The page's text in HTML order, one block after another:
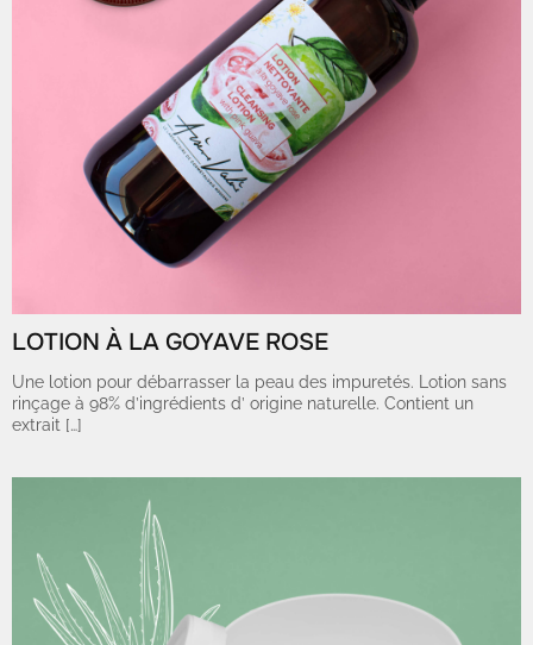
LOTION À LA GOYAVE ROSE
Une lotion pour débarrasser la peau des impuretés. Lotion sans
rinçage à 98% d’ingrédients d’ origine naturelle. Contient un
extrait […]